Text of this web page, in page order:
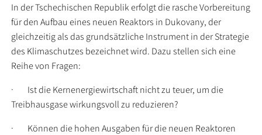
In der Tschechischen Republik erfolgt die rasche Vorbereitung
für den Aufbau eines neuen Reaktors in Dukovany, der
gleichzeitig als das grundsätzliche Instrument in der Strategie
des Klimaschutzes bezeichnet wird. Dazu stellen sich eine
Reihe von Fragen:
· Ist die Kernenergiewirtschaft nicht zu teuer, um die
Treibhausgase wirkungsvoll zu reduzieren?
· Können die hohen Ausgaben für die neuen Reaktoren